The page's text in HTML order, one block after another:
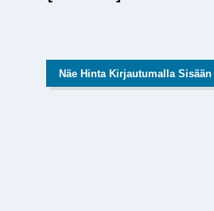
Näe Hinta Kirjautumalla Sisään